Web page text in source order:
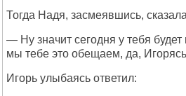
Тогда Надя, засмеявшись,
— Ну значит сегодня у тебя
мы тебе это обещаем, да,
Игорь улыбаясь ответил: